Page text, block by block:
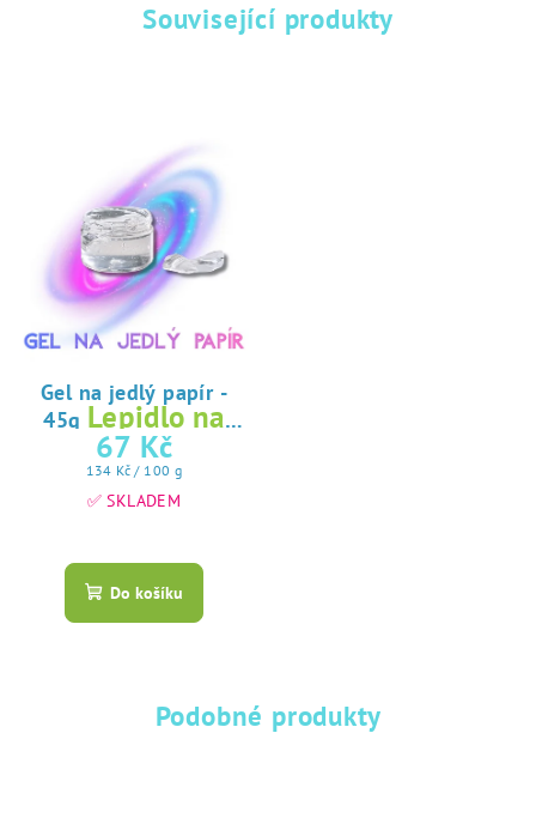
Související produkty
Gel na jedlý papír -
45g Lepidlo na
jedlý papír
67 Kč
Měrná
cena:
134 Kč / 100 g
✅ SKLADEM
hodnocení
produktu
hvězdiček.
Do košíku
Podobné produkty